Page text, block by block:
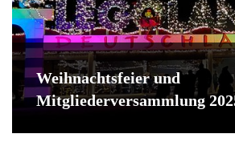
Weihnachtsfeier und
Mitgliederversammlung